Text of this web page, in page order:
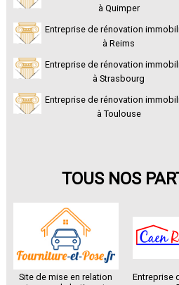
à Quimper
Entreprise de rénovation
à Reims
Entreprise de rénovation
à Strasbourg
Entreprise de rénovation
à Toulouse
TOUS NOS
Site de mise en relation
Entreprise